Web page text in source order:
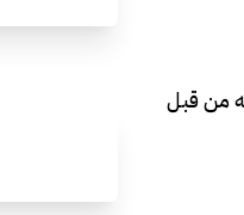
من قبل